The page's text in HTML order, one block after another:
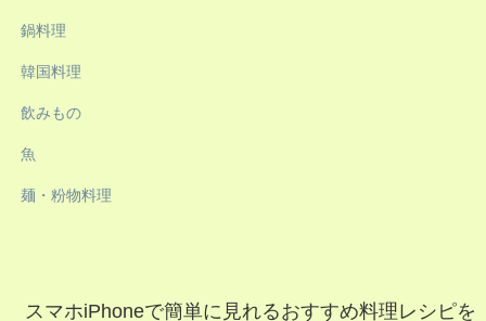
鍋料理
韓国料理
飲みもの
魚
麺・粉物料理
スマホiPhoneで簡単に見れるおすすめ料理レシピを